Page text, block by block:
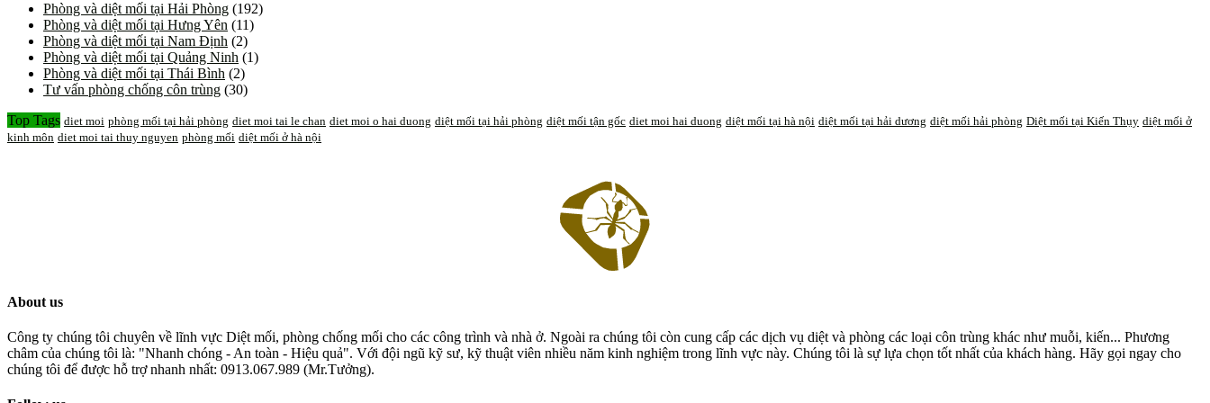
Phòng và diệt mối tại Hải Phòng (192)
Phòng và diệt mối tại Hưng Yên (11)
Phòng và diệt mối tại Nam Định (2)
Phòng và diệt mối tại Quảng Ninh (1)
Phòng và diệt mối tại Thái Bình (2)
Tư vấn phòng chống côn trùng (30)
Top Tags diet moi phòng mối tại hải phòng diet moi tai le chan diet moi o hai duong diệt mối tại hải phòng diệt mối tận gốc diet moi hai duong diệt mối tại hà nội diệt mối tại hải dương diệt mối hải phòng Diệt mối tại Kiến Thụy diệt mối ở
kinh môn diet moi tai thuy nguyen phòng mối diệt mối ở hà nội
About us
Công ty chúng tôi chuyên về lĩnh vực Diệt mối, phòng chống mối cho các công trình và nhà ở. Ngoài ra chúng tôi còn cung cấp các dịch vụ diệt và phòng các loại côn trùng khác như muỗi, kiến... Phương
châm của chúng tôi là: "Nhanh chóng - An toàn - Hiệu quả". Với đội ngũ kỹ sư, kỹ thuật viên nhiều năm kinh nghiệm trong lĩnh vực này. Chúng tôi là sự lựa chọn tốt nhất của khách hàng. Hãy gọi ngay cho
chúng tôi để được hỗ trợ nhanh nhất: 0913.067.989 (Mr.Tưởng).